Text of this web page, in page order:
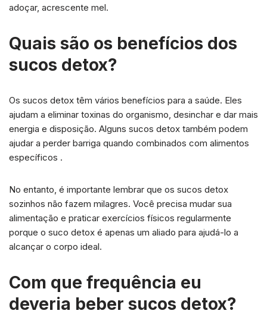
adoçar, acrescente mel.
Quais são os benefícios dos
sucos detox?
Os sucos detox têm vários benefícios para a saúde. Eles
ajudam a eliminar toxinas do organismo, desinchar e dar mais
energia e disposição. Alguns sucos detox também podem
ajudar a perder barriga quando combinados com alimentos
específicos .
No entanto, é importante lembrar que os sucos detox
sozinhos não fazem milagres. Você precisa mudar sua
alimentação e praticar exercícios físicos regularmente
porque o suco detox é apenas um aliado para ajudá-lo a
alcançar o corpo ideal.
Com que frequência eu
deveria beber sucos detox?